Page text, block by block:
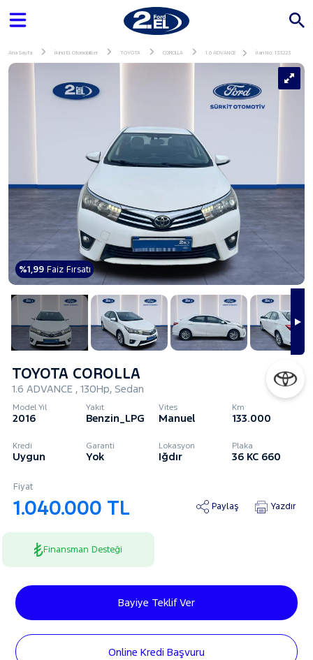
Ana Sayfa İkinci El Otomobiller TOYOTA COROLLA 1.6 ADVANCE İlan No: 133223
%1,99Faiz Fırsatı
TOYOTA COROLLA
1.6 ADVANCE , 130Hp, Sedan
Model Yıl
2016
Yakıt
Benzin_LPG
Vites
Manuel
Km
133.000
Kredi
Uygun
Garanti
Yok
Lokasyon
Iğdır
Plaka
36 KC 660
Fiyat
1.040.000 TL Paylaş Yazdır
Finansman Desteği
Bayiye Teklif Ver
Online Kredi Başvuru